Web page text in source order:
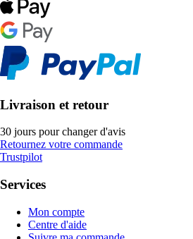
Livraison et retour
30 jours pour changer d'avis
Retournez votre commande
Trustpilot
Services
Mon compte
Centre d'aide